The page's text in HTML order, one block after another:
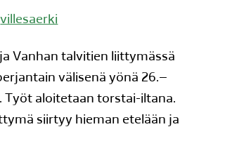
villesaerki
Vanhan talvitien liittymässä
välisenä yönä 26.–
Työt aloitetaan torstai-iltana.
siirtyy hieman etelään ja